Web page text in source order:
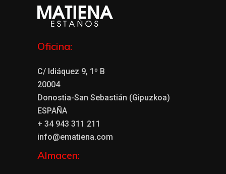
Oficina:
C/ Idiáquez 9, 1º B
20004
Donostia-San Sebastián (Gipuzkoa)
ESPAÑA
+ 34 943 311 211
info@ematiena.com
Almacen: